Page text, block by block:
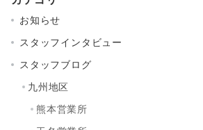
お知らせ
スタッフインタビュー
スタッフブログ
九州地区
熊本営業所